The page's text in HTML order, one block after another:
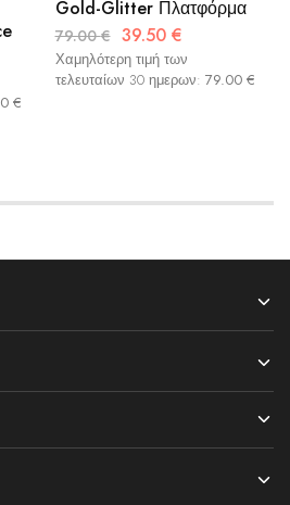
€
Gold-Glitter Πλατφόρμα
79.00€ 39.50 €
Χαμηλότερη τιμή των
τελευταίων 30 ημερων: 79.00 €